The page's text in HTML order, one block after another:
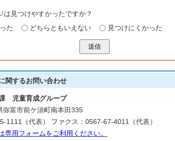
は見つけやすかったですか？
た
どちらともいえない 見つけにくかった
送信
関するお問い合わせ
児童育成グループ
弥富市前ケ須町南本田335
1111（代表） ファクス：0567-67-4011（代表）
専用フォームをご利用ください。